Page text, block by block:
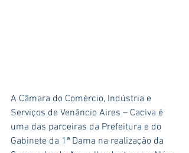
A Câmara do Comércio, Indústria e
Serviços de Venâncio Aires – Caciva é
uma das parceiras da Prefeitura e do
Gabinete da 1ª Dama na realização da